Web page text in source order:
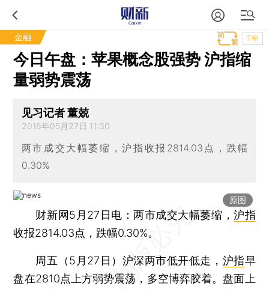
金融 T中
今日午盘：苹果概念股强势 沪指缩
量弱势震荡
见习记者 董兢
2016年05月27日 11:30
两市成交大幅萎缩，沪指收报2814.03点，跌幅
0.30%
原图
财新网5月27日电：两市成交大幅萎缩，沪指
收报2814.03点，跌幅0.30%。
周五（5月27日）沪深两市低开低走， 沪指早
盘在2810点上方弱势震荡，多空博弈胶着。盘面上